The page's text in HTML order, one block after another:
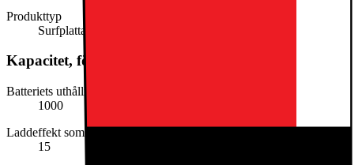
Produkttyp
Surfplatta
Kapacitet, förbrukning och strömförsörjning
Batteriets uthållighet i cykler
1000
Laddeffekt som krävs (min. i W)
15